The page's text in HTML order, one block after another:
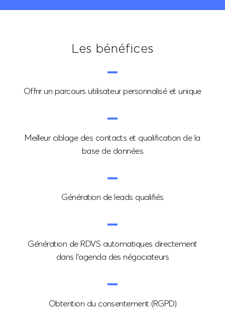
Les bénéfices
Offrir un parcours utilisateur personnalisé et unique
Meilleur ciblage des contacts et qualification de la
base de données
Génération de leads qualifiés
Génération de RDVS automatiques directement
dans l’agenda des négociateurs
Obtention du consentement (RGPD)